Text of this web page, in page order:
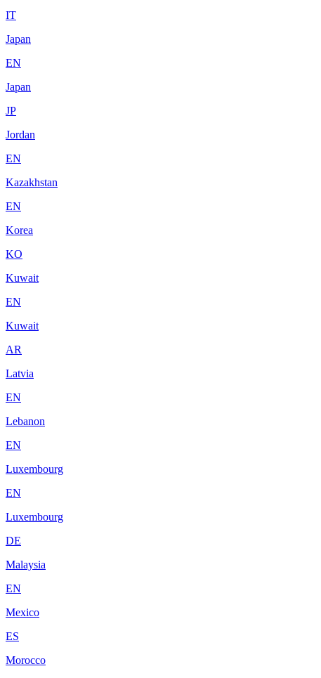
IT
Japan
EN
Japan
JP
Jordan
EN
Kazakhstan
EN
Korea
KO
Kuwait
EN
Kuwait
AR
Latvia
EN
Lebanon
EN
Luxembourg
EN
Luxembourg
DE
Malaysia
EN
Mexico
ES
Morocco